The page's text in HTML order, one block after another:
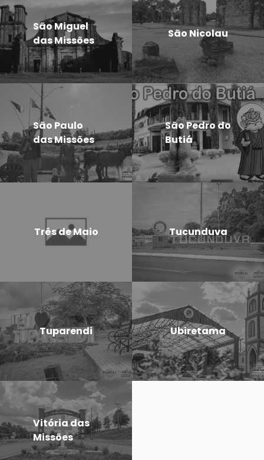
São Miguel
das Missões
São Nicolau
São Paulo
das Missões
São Pedro do
Butiá
Três de Maio Tucunduva
Tuparendi Ubiretama
Vitória das
Missões